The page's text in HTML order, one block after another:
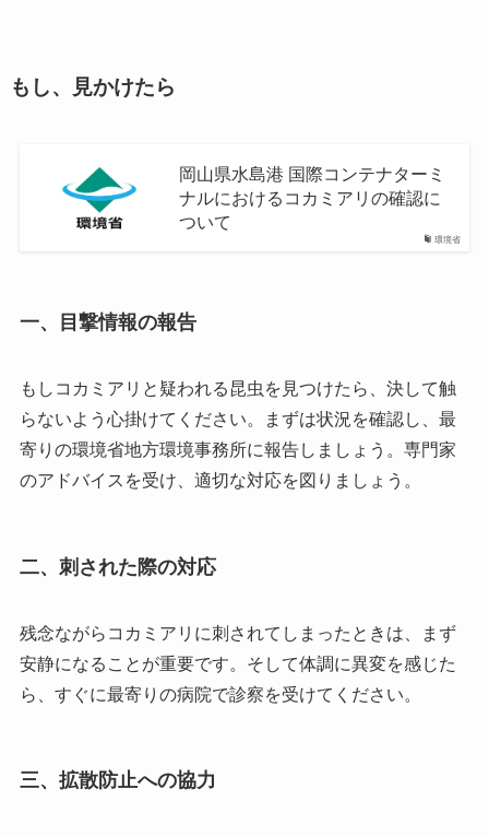
もし、見かけたら
環境省
岡山県水島港 国際コンテナターミ
ナルにおけるコカミアリの確認に
ついて
一、目撃情報の報告
もしコカミアリと疑われる昆虫を見つけたら、決して触
らないよう心掛けてください。まずは状況を確認し、最
寄りの環境省地方環境事務所に報告しましょう。専門家
のアドバイスを受け、適切な対応を図りましょう。
二、刺された際の対応
残念ながらコカミアリに刺されてしまったときは、まず
安静になることが重要です。そして体調に異変を感じた
ら、すぐに最寄りの病院で診察を受けてください。
三、拡散防止への協力